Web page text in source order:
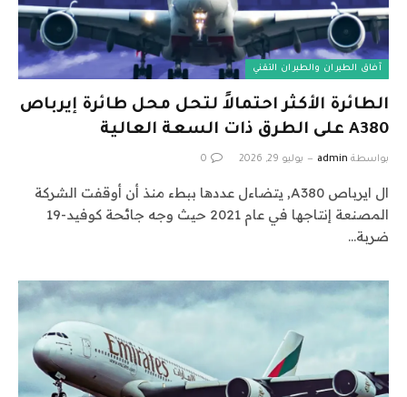
آفاق الطيران والطيران التقني
الطائرة الأكثر احتمالاً لتحل محل طائرة إيرباص
A380 على الطرق ذات السعة العالية
بواسطة admin يوليو 29, 2026 0
ال ايرباص A380, يتضاءل عددها ببطء منذ أن أوقفت الشركة
المصنعة إنتاجها في عام 2021 حيث وجه جائحة كوفيد-19
ضربة…